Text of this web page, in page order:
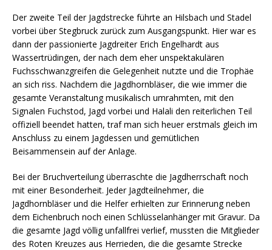
Der zweite Teil der Jagdstrecke führte an Hilsbach und Stadel
vorbei über Stegbruck zurück zum Ausgangspunkt. Hier war es
dann der passionierte Jagdreiter Erich Engelhardt aus
Wassertrüdingen, der nach dem eher unspektakulären
Fuchsschwanzgreifen die Gelegenheit nutzte und die Trophäe
an sich riss. Nachdem die Jagdhornbläser, die wie immer die
gesamte Veranstaltung musikalisch umrahmten, mit den
Signalen Fuchstod, Jagd vorbei und Halali den reiterlichen Teil
offiziell beendet hatten, traf man sich heuer erstmals gleich im
Anschluss zu einem Jagdessen und gemütlichen
Beisammensein auf der Anlage.
Bei der Bruchverteilung überraschte die Jagdherrschaft noch
mit einer Besonderheit. Jeder Jagdteilnehmer, die
Jagdhornbläser und die Helfer erhielten zur Erinnerung neben
dem Eichenbruch noch einen Schlüsselanhänger mit Gravur. Da
die gesamte Jagd völlig unfallfrei verlief, mussten die Mitglieder
des Roten Kreuzes aus Herrieden, die die gesamte Strecke